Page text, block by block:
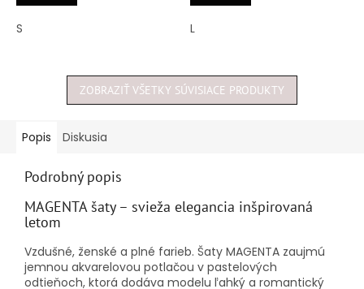
hviezdičiek.
S
hviezdičiek.
L
ZOBRAZIŤ VŠETKY SÚVISIACE PRODUKTY
Popis Diskusia
Podrobný popis
MAGENTA šaty – svieža elegancia inšpirovaná
letom
Vzdušné, ženské a plné farieb. Šaty MAGENTA zaujmú
jemnou akvarelovou potlačou v pastelových
odtieňoch, ktorá dodáva modelu ľahký a romantický